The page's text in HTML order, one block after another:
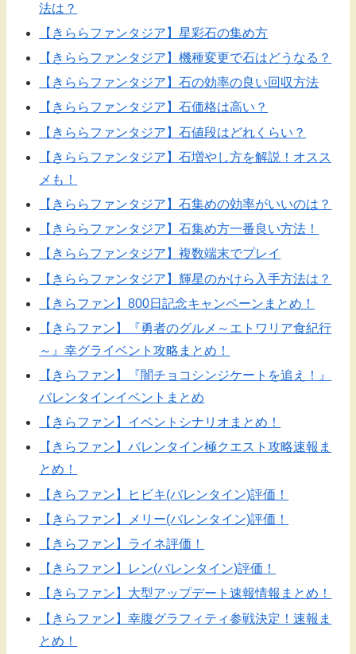
法は？
【きららファンタジア】星彩石の集め方
【きららファンタジア】機種変更で石はどうなる？
【きららファンタジア】石の効率の良い回収方法
【きららファンタジア】石価格は高い？
【きららファンタジア】石値段はどれくらい？
【きららファンタジア】石増やし方を解説！オスス
メも！
【きららファンタジア】石集めの効率がいいのは？
【きららファンタジア】石集め方一番良い方法！
【きららファンタジア】複数端末でプレイ
【きららファンタジア】輝星のかけら入手方法は？
【きらファン】800日記念キャンペーンまとめ！
【きらファン】『勇者のグルメ～エトワリア食紀行
～』幸グライベント攻略まとめ！
【きらファン】『闇チョコシンジケートを追え！』
バレンタインイベントまとめ
【きらファン】イベントシナリオまとめ！
【きらファン】バレンタイン極クエスト攻略速報ま
とめ！
【きらファン】ヒビキ(バレンタイン)評価！
【きらファン】メリー(バレンタイン)評価！
【きらファン】ライネ評価！
【きらファン】レン(バレンタイン)評価！
【きらファン】大型アップデート速報情報まとめ！
【きらファン】幸腹グラフィティ参戦決定！速報ま
とめ！